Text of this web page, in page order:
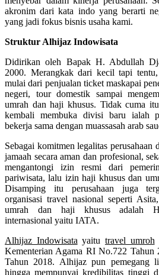
akronim dari kata indo yang berarti
yang jadi fokus bisnis usaha kami.
Struktur Alhijaz Indowisata
Didirikan oleh Bapak H. Abdullah
2000. Merangkak dari kecil tapi
mulai dari penjualan ticket maskapai
negeri, tour domestik sampai
umrah dan haji khusus. Tidak cuma
kembali membuka divisi baru ialah
bekerja sama dengan muassasah arab
Sebagai komitmen legalitas perusahaan
jamaah secara aman dan profesional,
mengantongi izin resmi dari
pariwisata, lalu izin haji khusus dan
Disamping itu perusahaan juga
organisasi travel nasional seperti
umrah dan haji khusus adalah
internasional yaitu IATA.
Alhijaz Indowisata yaitu travel umroh
Kementerian Agama RI No.722
Tahun 2018. Alhijaz pun pemegang
hingga mempunyai kredibilitas tinggi